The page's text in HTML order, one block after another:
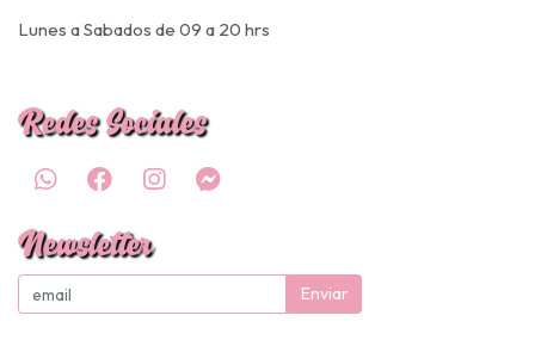
Lunes a Sabados de 09 a 20 hrs
Redes Sociales
Newsletter
Enviar